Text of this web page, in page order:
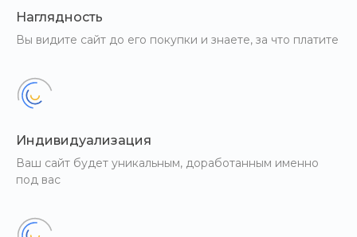
Наглядность
Вы видите сайт до его покупки и знаете, за что платите
Индивидуализация
Ваш сайт будет уникальным, доработанным именно
под вас